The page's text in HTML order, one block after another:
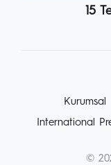
15
Kurumsal
International
©